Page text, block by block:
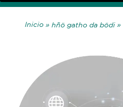
Inicio » hñö gatho da bödi »